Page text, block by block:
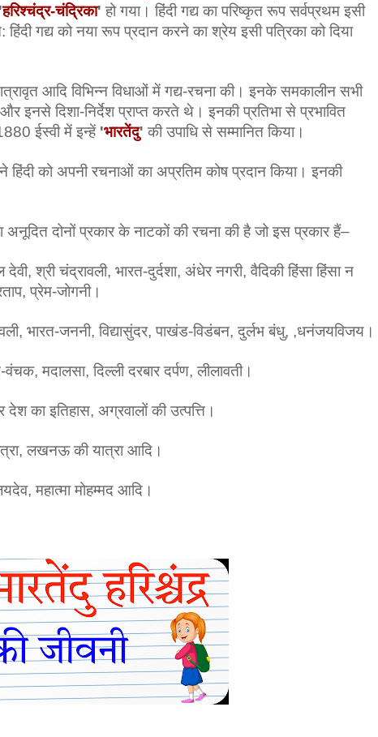
'हरिश्चंद्र-चंद्रिका' हो गया। हिंदी गद्य का परिष्कृत रूप सर्वप्रथम इसी
गद्य को नया रूप प्रदान करने का श्रेय इसी पत्रिका को दिया
आदि विभिन्न विधाओं में गद्य-रचना की। इनके समकालीन सभी
दिशा-निर्देश प्राप्त करते थे। इनकी प्रतिभा से प्रभावित
ईस्वी में इन्हें 'भारतेंदु' की उपाधि से सम्मानित किया।
हिंदी को अपनी रचनाओं का अप्रतिम कोष प्रदान किया। इनकी
अनूदित दोनों प्रकार के नाटकों की रचना की है जो इस प्रकार हैं–
श्री चंद्रावली, भारत-दुर्दशा, अंधेर नगरी, वैदिकी हिंसा हिंसा न
प्रेम-जोगनी।
भारत-जननी, विद्यासुंदर, पाखंड-विडंबन, दुर्लभ बंधु, ,धनंजयविजय।
मदालसा, दिल्ली दरबार दर्पण, लीलावती।
देश का इतिहास, अग्रवालों की उत्पत्ति।
लखनऊ की यात्रा आदि।
महात्मा मोहम्मद आदि।